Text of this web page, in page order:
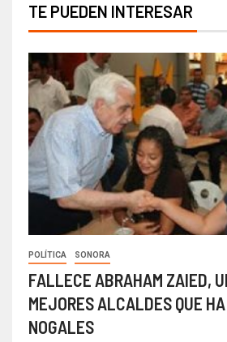
TE PUEDEN INTERESAR
POLÍTICA SONORA
FALLECE ABRAHAM ZAIED,
MEJORES ALCALDES QUE
NOGALES